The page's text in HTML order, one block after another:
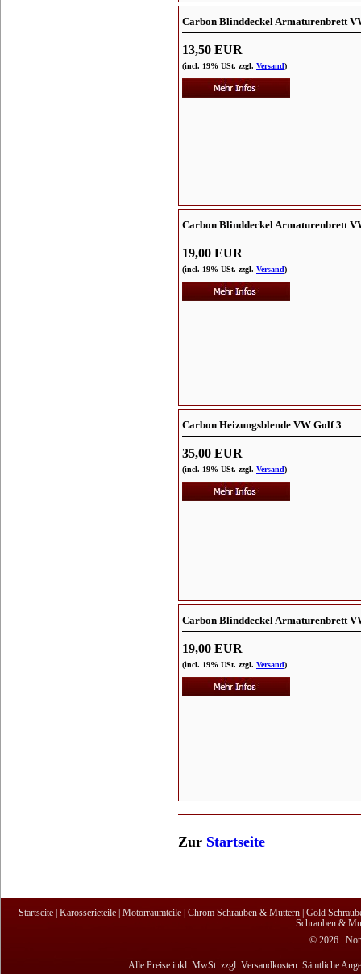
Carbon Blinddeckel Armaturenbrett
13,50 EUR
(incl. 19% USt. zzgl. Versand)
Carbon Blinddeckel Armaturenbrett
19,00 EUR
(incl. 19% USt. zzgl. Versand)
Carbon Heizungsblende VW Golf 3
35,00 EUR
(incl. 19% USt. zzgl. Versand)
Carbon Blinddeckel Armaturenbrett
19,00 EUR
(incl. 19% USt. zzgl. Versand)
Zur Startseite
Startseite| Karosserieteile| Motorraumteile| Chrom Schrauben & Muttern| Gold
Schrauben &
© 2026
Alle Preise inkl. MwSt. zzgl. Versandkosten. Sämtliche